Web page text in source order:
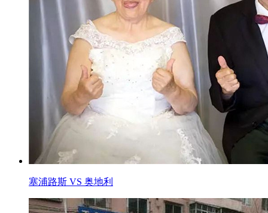
塞浦路斯 VS 奥地利